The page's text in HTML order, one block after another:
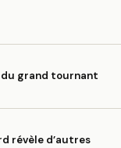
du grand tournant
révèle d’autres